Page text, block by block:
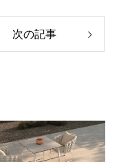
次の記事